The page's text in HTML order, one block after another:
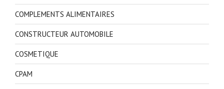
COMPLEMENTS ALIMENTAIRES
CONSTRUCTEUR AUTOMOBILE
COSMETIQUE
CPAM